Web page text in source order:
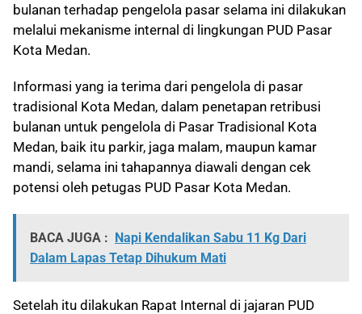
bulanan terhadap pengelola pasar selama ini dilakukan
melalui mekanisme internal di lingkungan PUD Pasar
Kota Medan.
Informasi yang ia terima dari pengelola di pasar
tradisional Kota Medan, dalam penetapan retribusi
bulanan untuk pengelola di Pasar Tradisional Kota
Medan, baik itu parkir, jaga malam, maupun kamar
mandi, selama ini tahapannya diawali dengan cek
potensi oleh petugas PUD Pasar Kota Medan.
BACA JUGA : Napi Kendalikan Sabu 11 Kg Dari
Dalam Lapas Tetap Dihukum Mati
Setelah itu dilakukan Rapat Internal di jajaran PUD